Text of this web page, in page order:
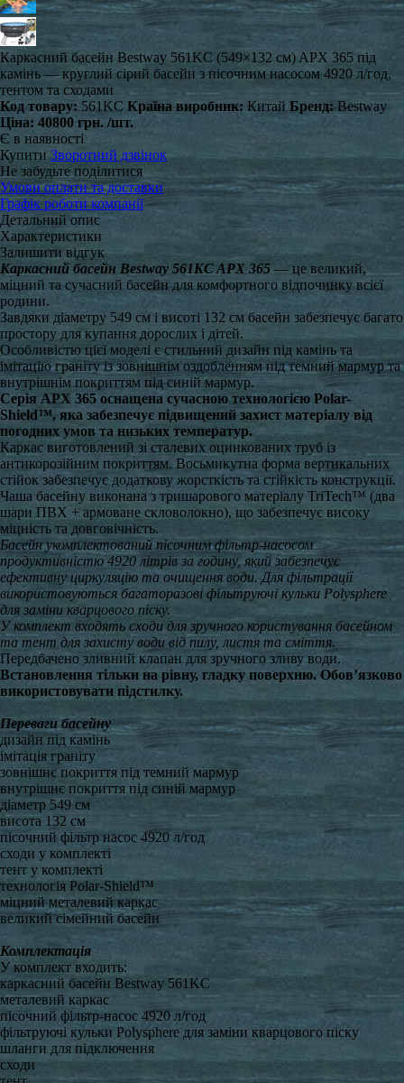
Каркасний басейн Bestway 561KC (549×132 см) APX 365 під
камінь — круглий сірий басейн з пісочним насосом 4920 л/год,
тентом та сходами
Код товару: 561KC Країна виробник: Китай Бренд:Bestway
Ціна: 40800 грн. /шт.
Є в наявності
Купити Зворотний дзвінок
Не забудьте поділитися
Умови оплати та доставки
Графік роботи компанії
Детальний опис
Характеристики
Залишити відгук
Каркасний басейн Bestway 561KC APX 365 — це великий,
міцний та сучасний басейн для комфортного відпочинку всієї
родини.
Завдяки діаметру 549 см і висоті 132 см басейн забезпечує багато
простору для купання дорослих і дітей.
Особливістю цієї моделі є стильний дизайн під камінь та
імітацію граніту із зовнішнім оздобленням під темний мармур та
внутрішнім покриттям під синій мармур.
Серія APX 365 оснащена сучасною технологією Polar-
Shield™, яка забезпечує підвищений захист матеріалу від
погодних умов та низьких температур.
Каркас виготовлений зі сталевих оцинкованих труб із
антикорозійним покриттям. Восьмикутна форма вертикальних
стійок забезпечує додаткову жорсткість та стійкість конструкції.
Чаша басейну виконана з тришарового матеріалу TriTech™ (два
шари ПВХ + армоване скловолокно), що забезпечує високу
міцність та довговічність.
Басейн укомплектований пісочним фільтр-насосом
продуктивністю 4920 літрів за годину, який забезпечує
ефективну циркуляцію та очищення води. Для фільтрації
використовуються багаторазові фільтруючі кульки Polysphere
для заміни кварцового піску.
У комплект входять сходи для зручного користування басейном
та тент для захисту води від пилу, листя та сміття.
Передбачено зливний клапан для зручного зливу води.
Встановлення тільки на рівну, гладку поверхню. Обов’язково
використовувати підстилку.
Переваги басейну
дизайн під камінь
імітація граніту
зовнішнє покриття під темний мармур
внутрішнє покриття під синій мармур
діаметр 549 см
висота 132 см
пісочний фільтр насос 4920 л/год
сходи у комплекті
тент у комплекті
технологія Polar-Shield™
міцний металевий каркас
великий сімейний басейн
Комплектація
У комплект входить:
каркасний басейн Bestway 561KC
металевий каркас
пісочний фільтр-насос 4920 л/год
фільтруючі кульки Polysphere для заміни кварцового піску
шланги для підключення
сходи